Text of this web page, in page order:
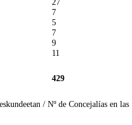
7
5
7
9
11
429
/ Nº de Concejalías en las